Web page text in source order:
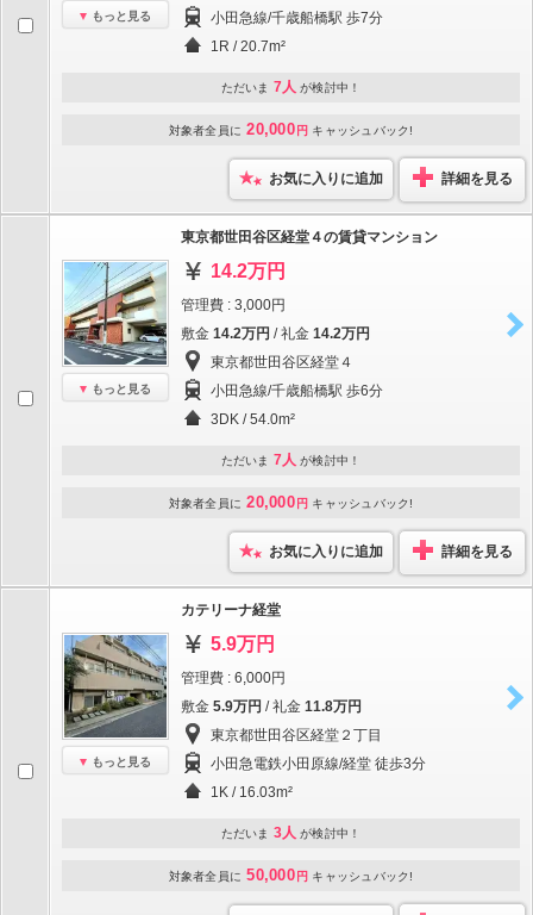
もっと見る
小田急線/千歳船橋駅 歩7分
1R / 20.7m²
ただいま 7人 が検討中！
対象者全員に 20,000 円 キャッシュバック!
お気に入りに追加 詳細を見る
もっと見る
東京都世田谷区経堂４の賃貸マンション
14.2万円
管理費 : 3,000円
敷金 14.2万円 / 礼金 14.2万円
東京都世田谷区経堂４
小田急線/千歳船橋駅 歩6分
3DK / 54.0m²
ただいま 7人 が検討中！
対象者全員に 20,000 円 キャッシュバック!
お気に入りに追加 詳細を見る
もっと見る
カテリーナ経堂
5.9万円
管理費 : 6,000円
敷金 5.9万円 / 礼金 11.8万円
東京都世田谷区経堂２丁目
小田急電鉄小田原線/経堂 徒歩3分
1K / 16.03m²
ただいま 3人 が検討中！
対象者全員に 50,000 円 キャッシュバック!